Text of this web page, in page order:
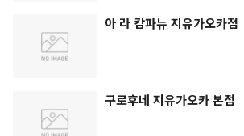
아 라 캄파뉴 지유가오카점
구로후네 지유가오카 본점